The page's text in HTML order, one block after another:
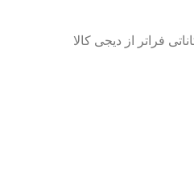
فراتر از دیجی کالا